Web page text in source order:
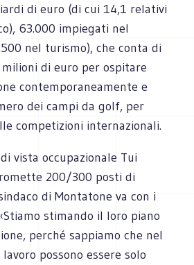
di euro (di cui 14,1 relativi
63.000 impiegati nel
nel turismo), che conta di
di euro per ospitare
contemporaneamente e
dei campi da golf, per
competizioni internazionali.
vista occupazionale Tui
200/300 posti di
di Montatone va con i
stimando il loro piano
perché sappiamo che nel
possono essere solo